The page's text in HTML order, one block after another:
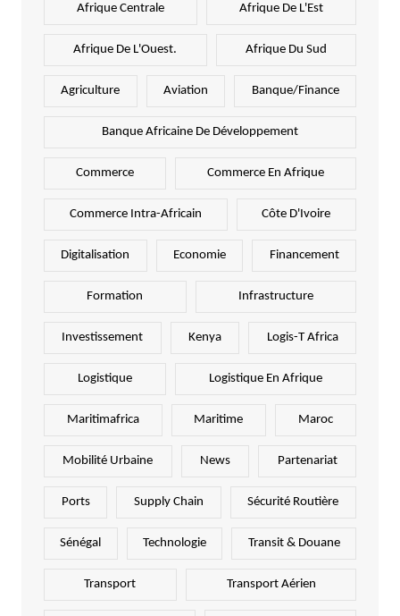
Afrique Centrale Afrique De L'Est
Afrique De L'Ouest. Afrique Du Sud
Agriculture Aviation Banque/Finance
Banque Africaine De Développement
Commerce Commerce En Afrique
Commerce Intra-Africain Côte D'Ivoire
Digitalisation Economie Financement
Formation Infrastructure
Investissement Kenya Logis-T Africa
Logistique Logistique En Afrique
Maritimafrica Maritime Maroc
Mobilité Urbaine News Partenariat
Ports Supply Chain Sécurité Routière
Sénégal Technologie Transit & Douane
Transport Transport Aérien